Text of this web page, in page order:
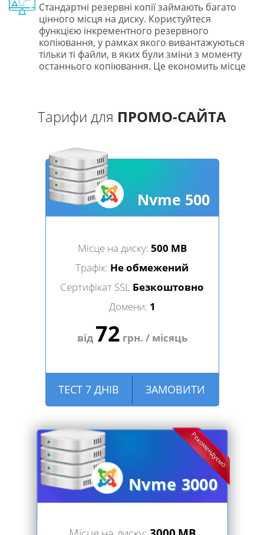
Стандартні резервні копії займають багато
цінного місця на диску. Користуйтеся
функцією інкрементного резервного
копіювання, у рамках якого вивантажуються
тільки ті файли, в яких були зміни з моменту
останнього копіювання. Це економить місце
Тарифи для ПРОМО-САЙТА
Nvme 500
Місце на диску: 500 MB
Трафік: Не обмежений
Сертифікат SSL Безкоштовно
Домени: 1
від 72 грн. / місяць
ТЕСТ 7 ДНІВ ЗАМОВИТИ
Nvme 3000
Рекомендуємо